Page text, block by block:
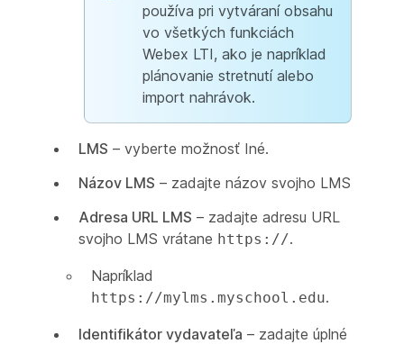
používa pri vytváraní obsahu
vo všetkých funkciách
Webex LTI, ako je napríklad
plánovanie stretnutí alebo
import nahrávok.
LMS – vyberte možnosť Iné.
Názov LMS – zadajte názov svojho LMS
Adresa URL LMS – zadajte adresu URL
svojho LMS vrátane https://.
Napríklad
https://mylms.myschool.edu.
Identifikátor vydavateľa – zadajte úplné